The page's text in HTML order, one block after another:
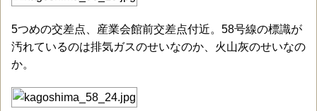
5つめの交差点、産業会館前交差点付近。58号線の標識が
汚れているのは排気ガスのせいなのか、火山灰のせいなの
か。